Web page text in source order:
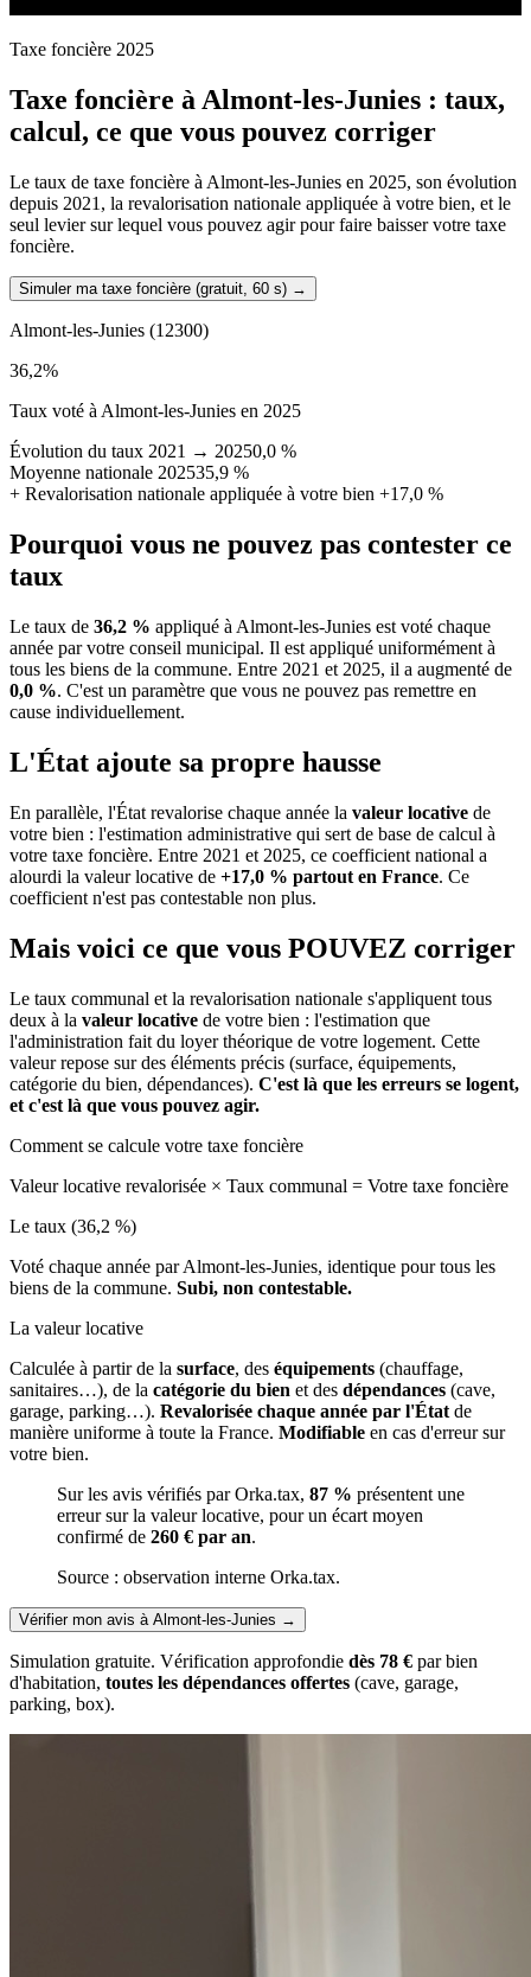
Taxe foncière 2025
Taxe foncière àAlmont-les-Junies : taux,
calcul, ce que vous pouvez corriger
Le taux de taxe foncière à Almont-les-Junies en 2025, son évolution
depuis 2021, la revalorisation nationale appliquée à votre bien, et le
seul levier sur lequel vous pouvez agir pour faire baisser votre taxe
foncière.
Simuler ma taxe foncière (gratuit, 60 s) →
Almont-les-Junies (12300)
36,2%
Taux voté à Almont-les-Junies en 2025
Évolution du taux 2021 → 20250,0 %
Moyenne nationale 202535,9 %
+ Revalorisation nationale appliquée à votre bien +17,0 %
Pourquoi vous ne pouvez pas contester ce
taux
Le taux de 36,2 % appliqué à Almont-les-Junies est voté chaque
année par votre conseil municipal. Il est appliqué uniformément à
tous les biens de la commune. Entre 2021 et 2025, il a augmenté de
0,0 %. C'est un paramètre que vous ne pouvez pas remettre en
cause individuellement.
L'État ajoute sa propre hausse
En parallèle, l'État revalorise chaque année la valeur locative de
votre bien : l'estimation administrative qui sert de base de calcul à
votre taxe foncière. Entre 2021 et 2025, ce coefficient national a
alourdi la valeur locative de +17,0 % partout en France. Ce
coefficient n'est pas contestable non plus.
Mais voici ce que vous POUVEZ corriger
Le taux communal et la revalorisation nationale s'appliquent tous
deux à la valeur locative de votre bien : l'estimation que
l'administration fait du loyer théorique de votre logement. Cette
valeur repose sur des éléments précis (surface, équipements,
catégorie du bien, dépendances). C'est là que les erreurs se logent,
et c'est là que vous pouvez agir.
Comment se calcule votre taxe foncière
Valeur locative revalorisée × Taux communal = Votre taxe foncière
Le taux (36,2 %)
Voté chaque année par Almont-les-Junies, identique pour tous les
biens de la commune. Subi, non contestable.
La valeur locative
Calculée à partir de la surface, des équipements (chauffage,
sanitaires…), de la catégorie du bien et des dépendances (cave,
garage, parking…). Revalorisée chaque année par l'État de
manière uniforme à toute la France. Modifiable en cas d'erreur sur
votre bien.
Sur les avis vérifiés par Orka.tax, 87 % présentent une
erreur sur la valeur locative, pour un écart moyen
confirmé de 260 € par an.
Source : observation interne Orka.tax.
Vérifier mon avis à Almont-les-Junies →
Simulation gratuite. Vérification approfondie dès 78 € par bien
d'habitation, toutes les dépendances offertes (cave, garage,
parking, box).